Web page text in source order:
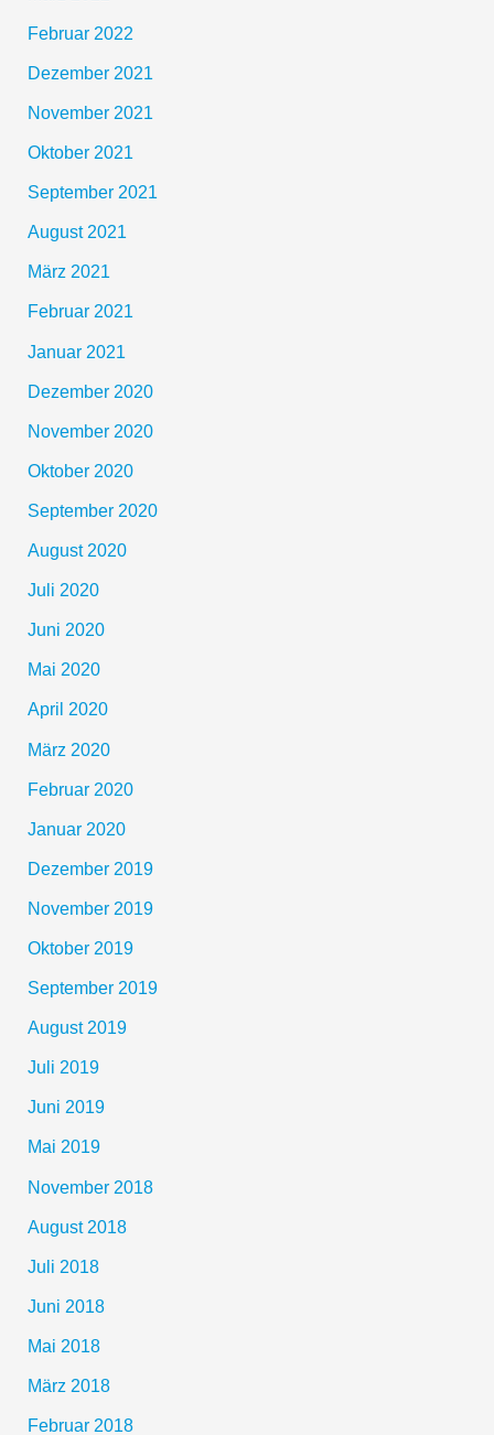
Februar 2022
Dezember 2021
November 2021
Oktober 2021
September 2021
August 2021
März 2021
Februar 2021
Januar 2021
Dezember 2020
November 2020
Oktober 2020
September 2020
August 2020
Juli 2020
Juni 2020
Mai 2020
April 2020
März 2020
Februar 2020
Januar 2020
Dezember 2019
November 2019
Oktober 2019
September 2019
August 2019
Juli 2019
Juni 2019
Mai 2019
November 2018
August 2018
Juli 2018
Juni 2018
Mai 2018
März 2018
Februar 2018